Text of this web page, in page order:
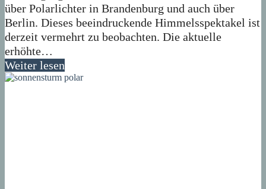
über Polarlichter in Brandenburg und auch über
Berlin. Dieses beeindruckende Himmelsspektakel ist
derzeit vermehrt zu beobachten. Die aktuelle
erhöhte…
Weiter lesen